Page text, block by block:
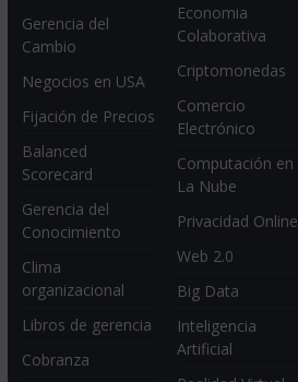
Gerencia del
Cambio
Negocios en USA
Fijación de Precios
Balanced
Scorecard
Gerencia del
Conocimiento
Clima
organizacional
Libros de gerencia
Cobranza
Economia
Colaborativa
Criptomonedas
Comercio
Electrónico
Computación en
La Nube
Privacidad Online
Web 2.0
Big Data
Inteligencia
Artificial